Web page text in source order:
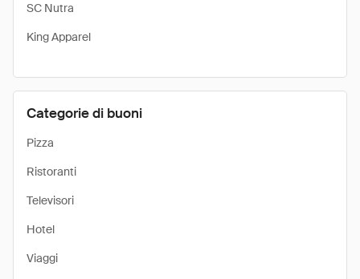
SC Nutra
King Apparel
Categorie di buoni
Pizza
Ristoranti
Televisori
Hotel
Viaggi